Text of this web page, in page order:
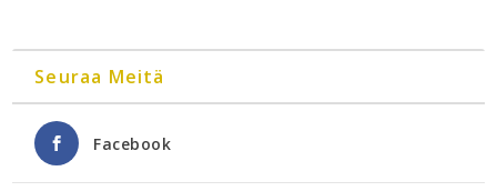
Seuraa Meitä
Facebook